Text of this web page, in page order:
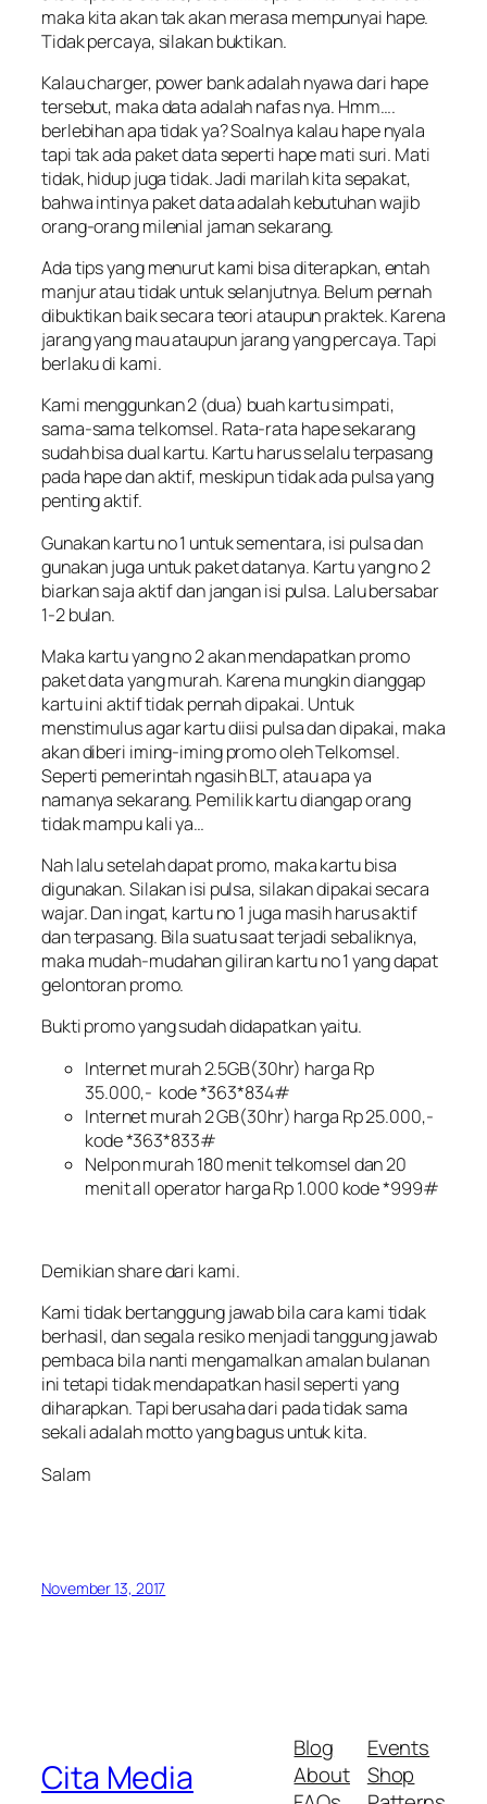
maka kita akan tak akan merasa mempunyai hape.
Tidak percaya, silakan buktikan.
Kalau charger, power bank adalah nyawa dari hape
tersebut, maka data adalah nafas nya. Hmm….
berlebihan apa tidak ya? Soalnya kalau hape nyala
tapi tak ada paket data seperti hape mati suri. Mati
tidak, hidup juga tidak. Jadi marilah kita sepakat,
bahwa intinya paket data adalah kebutuhan wajib
orang-orang milenial jaman sekarang.
Ada tips yang menurut kami bisa diterapkan, entah
manjur atau tidak untuk selanjutnya. Belum pernah
dibuktikan baik secara teori ataupun praktek. Karena
jarang yang mau ataupun jarang yang percaya. Tapi
berlaku di kami.
Kami menggunkan 2 (dua) buah kartu simpati,
sama-sama telkomsel. Rata-rata hape sekarang
sudah bisa dual kartu. Kartu harus selalu terpasang
pada hape dan aktif, meskipun tidak ada pulsa yang
penting aktif.
Gunakan kartu no 1 untuk sementara, isi pulsa dan
gunakan juga untuk paket datanya. Kartu yang no 2
biarkan saja aktif dan jangan isi pulsa. Lalu bersabar
1-2 bulan.
Maka kartu yang no 2 akan mendapatkan promo
paket data yang murah. Karena mungkin dianggap
kartu ini aktif tidak pernah dipakai. Untuk
menstimulus agar kartu diisi pulsa dan dipakai, maka
akan diberi iming-iming promo oleh Telkomsel.
Seperti pemerintah ngasih BLT, atau apa ya
namanya sekarang. Pemilik kartu diangap orang
tidak mampu kali ya…
Nah lalu setelah dapat promo, maka kartu bisa
digunakan. Silakan isi pulsa, silakan dipakai secara
wajar. Dan ingat, kartu no 1 juga masih harus aktif
dan terpasang. Bila suatu saat terjadi sebaliknya,
maka mudah-mudahan giliran kartu no 1 yang dapat
gelontoran promo.
Bukti promo yang sudah didapatkan yaitu.
Internet murah 2.5GB(30hr) harga Rp
35.000,- kode *363*834#
Internet murah 2 GB(30hr) harga Rp 25.000,-
kode *363*833#
Nelpon murah 180 menit telkomsel dan 20
menit all operator harga Rp 1.000 kode *999#
Demikian share dari kami.
Kami tidak bertanggung jawab bila cara kami tidak
berhasil, dan segala resiko menjadi tanggung jawab
pembaca bila nanti mengamalkan amalan bulanan
ini tetapi tidak mendapatkan hasil seperti yang
diharapkan. Tapi berusaha dari pada tidak sama
sekali adalah motto yang bagus untuk kita.
Salam
November 13, 2017
Cita Media
Blog
About
Events
Shop